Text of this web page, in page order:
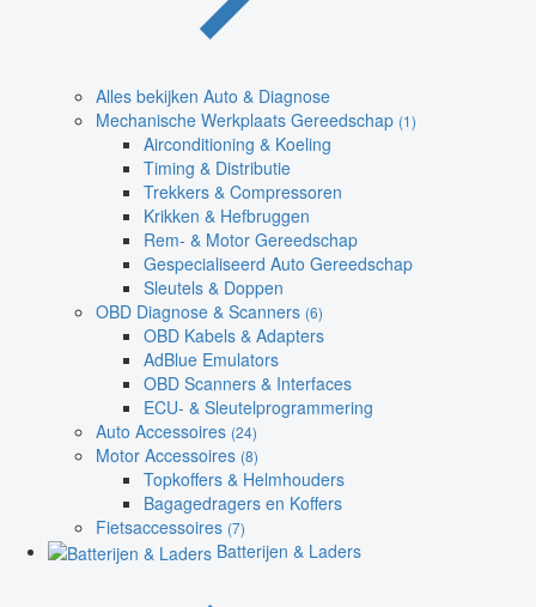
Alles bekijken Auto & Diagnose
Mechanische Werkplaats Gereedschap (1)
Airconditioning & Koeling
Timing & Distributie
Trekkers & Compressoren
Krikken & Hefbruggen
Rem- & Motor Gereedschap
Gespecialiseerd Auto Gereedschap
Sleutels & Doppen
OBD Diagnose & Scanners (6)
OBD Kabels & Adapters
AdBlue Emulators
OBD Scanners & Interfaces
ECU- & Sleutelprogrammering
Auto Accessoires (24)
Motor Accessoires (8)
Topkoffers & Helmhouders
Bagagedragers en Koffers
Fietsaccessoires (7)
Batterijen & Laders